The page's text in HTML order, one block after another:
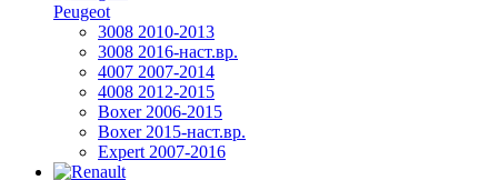
Peugeot
3008 2010-2013
3008 2016-наст.вр.
4007 2007-2014
4008 2012-2015
Boxer 2006-2015
Boxer 2015-наст.вр.
Expert 2007-2016